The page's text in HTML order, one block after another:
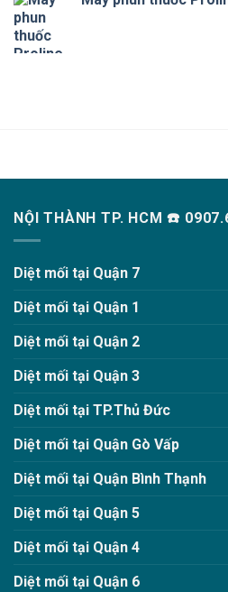
NỘI THÀNH TP. HCM ☎️
Diệt mối tại Quận 7
Diệt mối tại Quận 1
Diệt mối tại Quận 2
Diệt mối tại Quận 3
Diệt mối tại TP.Thủ Đức
Diệt mối tại Quận Gò Vấp
Diệt mối tại Quận Bình Thạnh
Diệt mối tại Quận 5
Diệt mối tại Quận 4
Diệt mối tại Quận 6